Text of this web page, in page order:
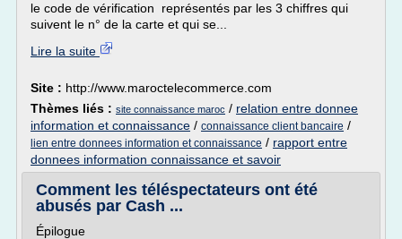
le code de vérification représentés par les 3 chiffres qui
suivent le n° de la carte et qui se...
Lire la suite
Site : http://www.maroctelecommerce.com
Thèmes liés : site connaissance maroc / relation entre donnee
information et connaissance / connaissance client bancaire /
lien entre donnees information et connaissance / rapport entre
donnees information connaissance et savoir
Comment les téléspectateurs ont été
abusés par Cash ...
Épilogue